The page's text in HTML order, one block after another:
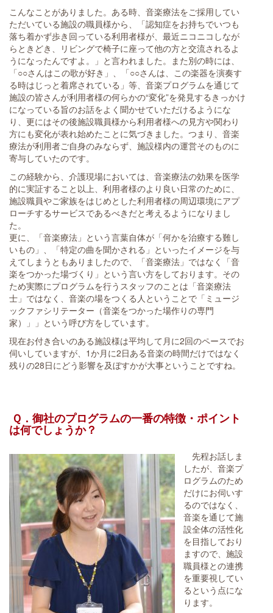
こんなことがありました。ある時、音楽療法をご採用してい
ただいている施設の職員様から、「認知症をお持ちでいつも
落ち着かず歩き回っている利用者様が、最近ニコニコしなが
らときどき、リビングで椅子に座って他の方と交流されるよ
うになったんですよ。」と言われました。また別の時には、
「○○さんはこの歌が好き」、「○○さんは、この楽器を演奏す
る時はじっと着席されている」等、音楽プログラムを通じて
施設の皆さんが利用者様の何らかの“変化”を発見するきっかけ
になっている旨のお話をよく聞かせていただけるようにな
り、更にはその後施設職員様から利用者様への見方や関わり
方にも変化が表れ始めたことに気づきました。つまり、音楽
療法が利用者ご自身のみならず、施設様内の運営そのものに
寄与していたのです。
この経験から、介護現場においては、音楽療法の効果を医学
的に実証すること以上、利用者様のより良い日常のために、
施設職員やご家族をはじめとした利用者様の周辺環境にアプ
ローチするサービスであるべきだと考えるようになりまし
た。
更に、「音楽療法」という言葉自体が「何かを治療する難し
いもの」、「特定の曲を聞かされる」といったイメージを与
えてしまうともありましたので、「音楽療法」ではなく「音
楽をつかった場づくり」という言い方をしております。その
ため実際にプログラムを行うスタッフのことは「音楽療法
士」ではなく、音楽の場をつくる人ということで「ミュージ
ックファシリテーター（音楽をつかった場作りの専門
家）」」という呼び方をしています。
現在お付き合いのある施設様は平均して月に2回のペースでお
伺いしていますが、1か月に2日ある音楽の時間だけではなく
残りの28日にどう影響を及ぼすかが大事ということですね。
Ｑ．御社のプログラムの一番の特徴・ポイント
は何でしょうか？
先程お話しま
したが、音楽プ
ログラムのため
だけにお伺いす
るのではなく、
音楽を通じて施
設全体の活性化
を目指しており
ますので、施設
職員様との連携
を重要視してい
るという点にな
ります。